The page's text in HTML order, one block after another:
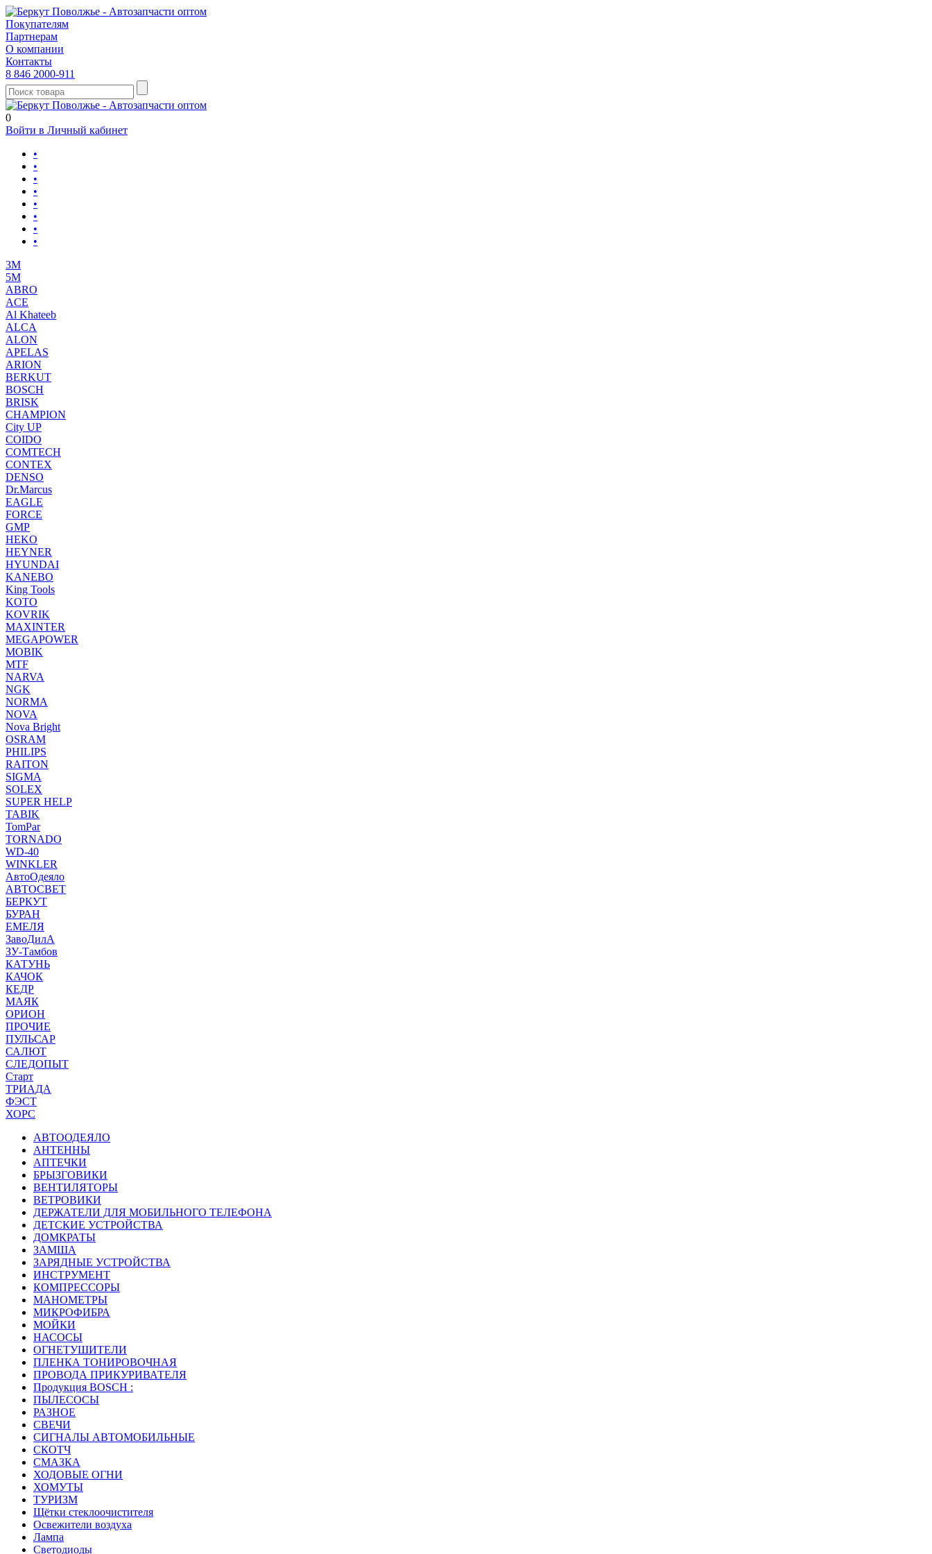
Покупателям
Партнерам
О компании
Контакты
8 846 2000-911
0
Войти в Личный кабинет
•
•
•
•
•
•
•
•
3М
5М
ABRO
ACE
Al Khateeb
ALCA
ALON
APELAS
ARION
BERKUT
BOSCH
BRISK
CHAMPION
City UP
COIDO
COMTECH
CONTEX
DENSO
Dr.Marcus
EAGLE
FORCE
GMP
HEKO
HEYNER
HYUNDAI
KANEBO
King Tools
KOTO
KOVRIK
MAXINTER
MEGAPOWER
MOBIK
MTF
NARVA
NGK
NORMA
NOVA
Nova Bright
OSRAM
PHILIPS
RAITON
SIGMA
SOLEX
SUPER HELP
TABIK
TomPar
TORNADO
WD-40
WINKLER
АвтоОдеяло
АВТОСВЕТ
БЕРКУТ
БУРАН
ЕМЕЛЯ
ЗавоДилА
ЗУ-Тамбов
КАТУНЬ
КАЧОК
КЕДР
МАЯК
ОРИОН
ПРОЧИЕ
ПУЛЬСАР
САЛЮТ
СЛЕДОПЫТ
Старт
ТРИАДА
ФЭСТ
ХОРС
АВТООДЕЯЛО
АНТЕННЫ
АПТЕЧКИ
БРЫЗГОВИКИ
ВЕНТИЛЯТОРЫ
ВЕТРОВИКИ
ДЕРЖАТЕЛИ ДЛЯ МОБИЛЬНОГО ТЕЛЕФОНА
ДЕТСКИЕ УСТРОЙСТВА
ДОМКРАТЫ
ЗАМША
ЗАРЯДНЫЕ УСТРОЙСТВА
ИНСТРУМЕНТ
КОМПРЕССОРЫ
МАНОМЕТРЫ
МИКРОФИБРА
МОЙКИ
НАСОСЫ
ОГНЕТУШИТЕЛИ
ПЛЕНКА ТОНИРОВОЧНАЯ
ПРОВОДА ПРИКУРИВАТЕЛЯ
Продукция BOSCH :
ПЫЛЕСОСЫ
РАЗНОЕ
СВЕЧИ
СИГНАЛЫ АВТОМОБИЛЬНЫЕ
СКОТЧ
СМАЗКА
ХОДОВЫЕ ОГНИ
ХОМУТЫ
ТУРИЗМ
Щётки стеклоочистителя
Освежители воздуха
Лампа
Светодиоды